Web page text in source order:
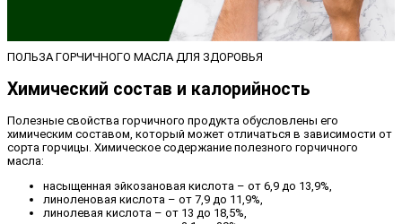
ПОЛЬЗА ГОРЧИЧНОГО МАСЛА ДЛЯ ЗДОРОВЬЯ
Химический состав и калорийность
Полезные свойства горчичного продукта обусловлены его
химическим составом, который может отличаться в зависимости от
сорта горчицы. Химическое содержание полезного горчичного
масла:
насыщенная эйкозановая кислота – от 6,9 до 13,9%,
линоленовая кислота – от 7,9 до 11,9%,
линолевая кислота – от 13 до 18,5%,